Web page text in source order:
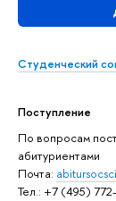
Студенческий
Поступление
По вопросам
абитуриентами
Почта:
Тел.: +7 (495)